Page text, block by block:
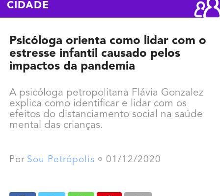
CIDADE
Psicóloga orienta como lidar com o
estresse infantil causado pelos
impactos da pandemia
A psicóloga petropolitana Flávia Gonzalez
explica como identificar e lidar com os
efeitos do distanciamento social na saúde
mental das crianças.
Por Sou Petrópolis 01/12/2020